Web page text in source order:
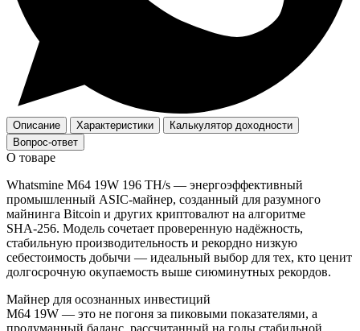
Описание Характеристики
Калькулятор доходности
Вопрос-ответ
О товаре
Whatsmine M64 19W 196 TH/s — энергоэффективный
промышленный ASIC‑майнер, созданный для разумного
майнинга Bitcoin и других криптовалют на алгоритме
SHA‑256. Модель сочетает проверенную надёжность,
стабильную производительность и рекордно низкую
себестоимость добычи — идеальный выбор для тех, кто ценит
долгосрочную окупаемость выше сиюминутных рекордов.
Майнер для осознанных инвестиций
M64 19W — это не погоня за пиковыми показателями, а
продуманный баланс, рассчитанный на годы стабильной